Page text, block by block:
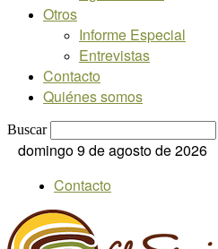
Otros
Informe Especial
Entrevistas
Contacto
Quiénes somos
Buscar
domingo 9 de agosto de 2026
Contacto